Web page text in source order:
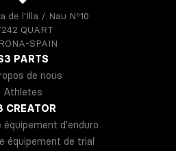
de l'Illa / Nau Nº10
QUART
SPAIN
PARTS
de nous
Athletes
CREATOR
d'enduro
équipement de trial